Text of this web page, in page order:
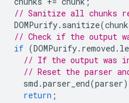
// Sanitize all chunks
DOMPurify. sanitize(
// Check if the output
if (DOMPurify. removed .
// If the output was
// Reset the parser
smd .parser_end(parser
return ;